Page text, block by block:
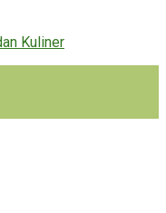
Kuliner